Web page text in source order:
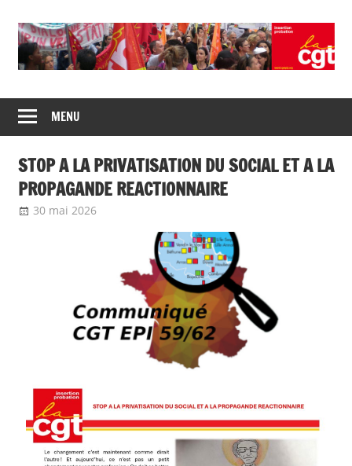
CGT
insertion
probation
de
syndicats
CGT
insertion
probation
MENU
STOP A LA PRIVATISATION DU SOCIAL ET A LA
PROPAGANDE REACTIONNAIRE
30 mai 2026